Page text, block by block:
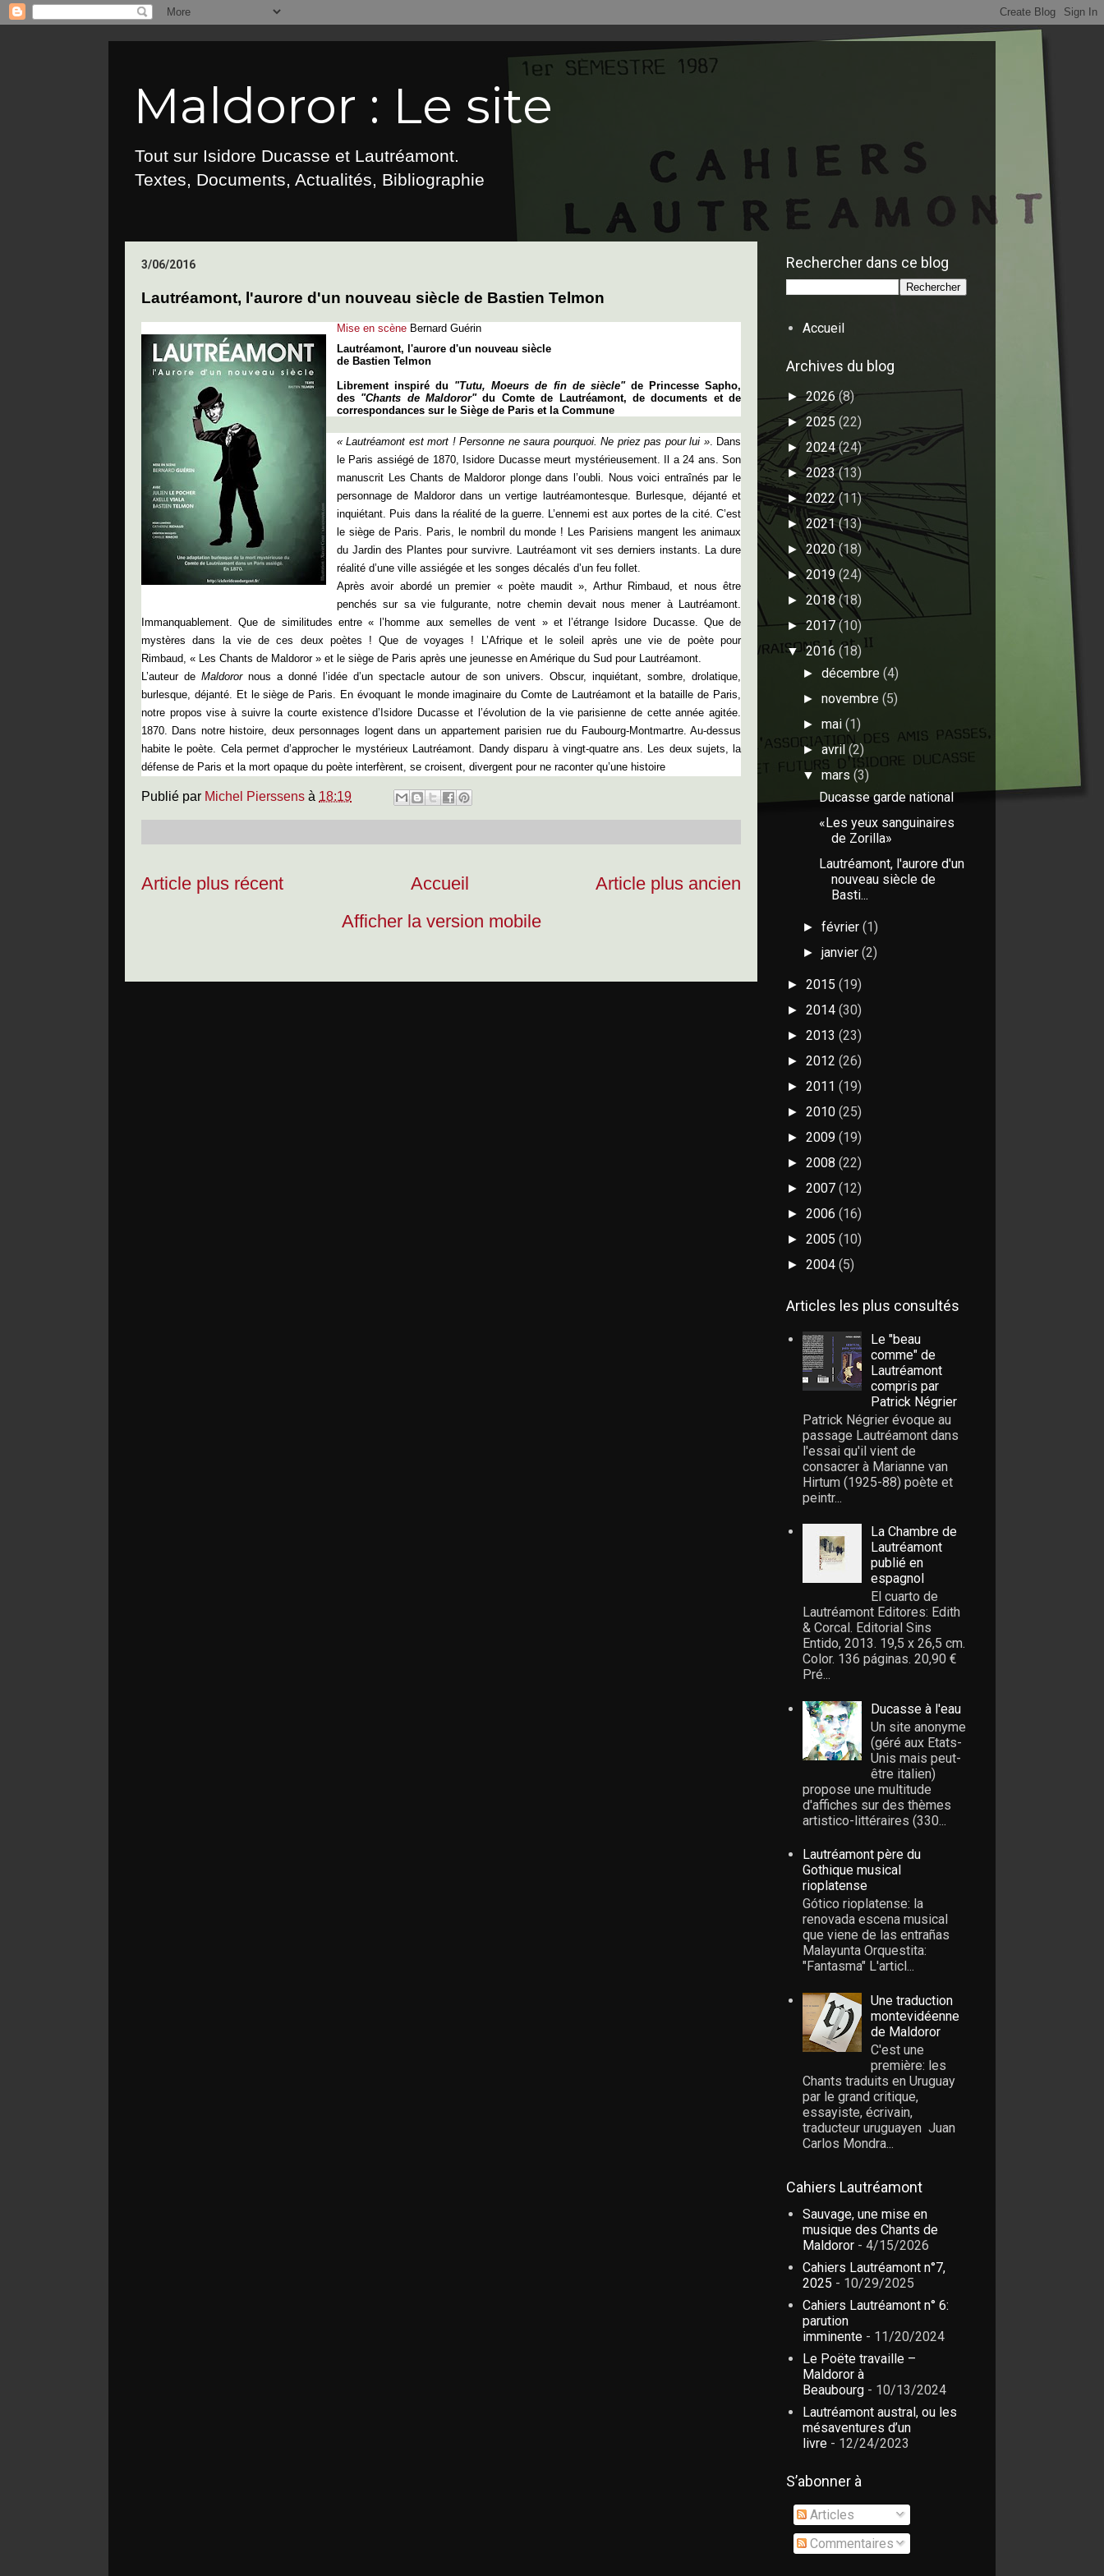
Maldoror : Le site
Tout sur Isidore Ducasse et Lautréamont.
Textes, Documents, Actualités, Bibliographie
3/06/2016
Lautréamont, l'aurore d'un nouveau siècle de Bastien Telmon
Mise en scène Bernard Guérin
Lautréamont, l'aurore d'un nouveau siècle
de Bastien Telmon
Librement inspiré du "Tutu, Moeurs de fin de siècle" de Princesse Sapho,
des "Chants de Maldoror" du Comte de Lautréamont, de documents et de
correspondances sur le Siège de Paris et la Commune
« Lautréamont est mort ! Personne ne saura pourquoi. Ne priez pas pour lui ». Dans
le Paris assiégé de 1870, Isidore Ducasse meurt mystérieusement. Il a 24 ans. Son
manuscrit Les Chants de Maldoror plonge dans l’oubli. Nous voici entraînés par le
personnage de Maldoror dans un vertige lautréamontesque. Burlesque, déjanté et
inquiétant. Puis dans la réalité de la guerre. L’ennemi est aux portes de la cité. C’est
le siège de Paris. Paris, le nombril du monde ! Les Parisiens mangent les animaux
du Jardin des Plantes pour survivre. Lautréamont vit ses derniers instants. La dure
réalité d’une ville assiégée et les songes décalés d’un feu follet.
Après avoir abordé un premier « poète maudit », Arthur Rimbaud, et nous être
penchés sur sa vie fulgurante, notre chemin devait nous mener à Lautréamont.
Immanquablement. Que de similitudes entre « l’homme aux semelles de vent » et l’étrange Isidore Ducasse. Que de
mystères dans la vie de ces deux poètes ! Que de voyages ! L’Afrique et le soleil après une vie de poète pour
Rimbaud, « Les Chants de Maldoror » et le siège de Paris après une jeunesse en Amérique du Sud pour Lautréamont.
L’auteur de Maldoror nous a donné l’idée d’un spectacle autour de son univers. Obscur, inquiétant, sombre, drolatique,
burlesque, déjanté. Et le siège de Paris. En évoquant le monde imaginaire du Comte de Lautréamont et la bataille de Paris,
notre propos vise à suivre la courte existence d’Isidore Ducasse et l’évolution de la vie parisienne de cette année agitée.
1870. Dans notre histoire, deux personnages logent dans un appartement parisien rue du Faubourg-Montmartre. Au-dessus
habite le poète. Cela permet d’approcher le mystérieux Lautréamont. Dandy disparu à vingt-quatre ans. Les deux sujets, la
défense de Paris et la mort opaque du poète interfèrent, se croisent, divergent pour ne raconter qu’une histoire
Publié par Michel Pierssens à 18:19
Article plus récent Article plus ancien
Accueil
Afficher la version mobile
Rechercher dans ce blog
Accueil
Archives du blog
►2026(8)
►2025 (22)
► 2024(24)
►2023(13)
►2022(11)
►2021(13)
►2020(18)
►2019(24)
► 2018(18)
►2017(10)
▼2016 (18)
►décembre(4)
►novembre(5)
►mai(1)
►avril(2)
▼mars(3)
Ducasse garde national
«Les yeux sanguinaires
de Zorilla»
Lautréamont, l'aurore d'un
nouveau siècle de
Basti...
►février(1)
►janvier(2)
► 2015 (19)
► 2014 (30)
► 2013 (23)
► 2012 (26)
► 2011 (19)
► 2010 (25)
► 2009 (19)
► 2008 (22)
► 2007 (12)
► 2006 (16)
► 2005 (10)
► 2004 (5)
Articles les plus consultés
Le "beau
comme" de
Lautréamont
compris par
Patrick Négrier
Patrick Négrier évoque au
passage Lautréamont dans
l'essai qu'il vient de
consacrer à Marianne van
Hirtum (1925-88) poète et
peintr...
La Chambre de
Lautréamont
publié en
espagnol
El cuarto de
Lautréamont Editores: Edith
& Corcal. Editorial Sins
Entido, 2013. 19,5 x 26,5 cm.
Color. 136 páginas. 20,90 €
Pré...
Ducasse à l'eau
Un site anonyme
(géré aux Etats-
Unis mais peut-
être italien)
propose une multitude
d'affiches sur des thèmes
artistico-littéraires (330...
Lautréamont père du
Gothique musical
rioplatense
Gótico rioplatense: la
renovada escena musical
que viene de las entrañas
Malayunta Orquestita:
"Fantasma" L'articl...
Une traduction
montevidéenne
de Maldoror
C'est une
première: les
Chants traduits en Uruguay
par le grand critique,
essayiste, écrivain,
traducteur uruguayen Juan
Carlos Mondra...
Cahiers Lautréamont
Sauvage, une mise en
musique des Chants de
Maldoror - 4/15/2026
Cahiers Lautréamont n°7,
2025 - 10/29/2025
Cahiers Lautréamont n° 6:
parution
imminente - 11/20/2024
Le Poëte travaille –
Maldoror à
Beaubourg - 10/13/2024
Lautréamont austral, ou les
mésaventures d’un
livre - 12/24/2023
S’abonner à
Articles
Commentaires